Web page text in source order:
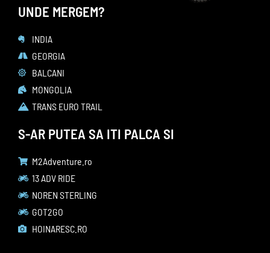
UNDE MERGEM?
INDIA
GEORGIA
BALCANI
MONGOLIA
TRANS EURO TRAIL
S-AR PUTEA SA ITI PALCA SI
M2Adventure.ro
13 ADV RIDE
NOREN STERLING
GOT2GO
HOINARESC.RO